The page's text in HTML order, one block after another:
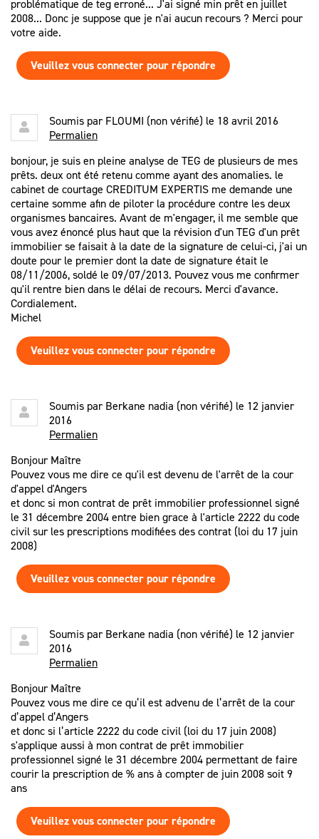
problématique de teg erroné... J'ai signé min prêt en juillet
2008... Donc je suppose que je n'ai aucun recours ? Merci pour
votre aide.
Veuillez vous connecter pour répondre
Soumis parFLOUMI (non vérifié) le 18 avril 2016
Permalien
bonjour, je suis en pleine analyse de TEG de plusieurs de mes
prêts. deux ont été retenu comme ayant des anomalies. le
cabinet de courtage CREDITUM EXPERTIS me demande une
certaine somme afin de piloter la procédure contre les deux
organismes bancaires. Avant de m'engager, il me semble que
vous avez énoncé plus haut que la révision d'un TEG d'un prêt
immobilier se faisait à la date de la signature de celui-ci, j'ai un
doute pour le premier dont la date de signature était le
08/11/2006, soldé le 09/07/2013. Pouvez vous me confirmer
qu'il rentre bien dans le délai de recours. Merci d'avance.
Cordialement.
Michel
Veuillez vous connecter pour répondre
Soumis parBerkane nadia (non vérifié) le 12 janvier
2016
Permalien
Bonjour Maître
Pouvez vous me dire ce qu'il est devenu de l'arrêt de la cour
d'appel d'Angers
et donc si mon contrat de prêt immobilier professionnel signé
le 31 décembre 2004 entre bien grace à l'article 2222 du code
civil sur les prescriptions modifiées des contrat (loi du 17 juin
2008)
Veuillez vous connecter pour répondre
Soumis parBerkane nadia (non vérifié) le 12 janvier
2016
Permalien
Bonjour Maître
Pouvez vous me dire ce qu’il est advenu de l’arrêt de la cour
d’appel d’Angers
et donc si l’article 2222 du code civil (loi du 17 juin 2008)
s'applique aussi à mon contrat de prêt immobilier
professionnel signé le 31 décembre 2004 permettant de faire
courir la prescription de % ans à compter de juin 2008 soit 9
ans
Veuillez vous connecter pour répondre